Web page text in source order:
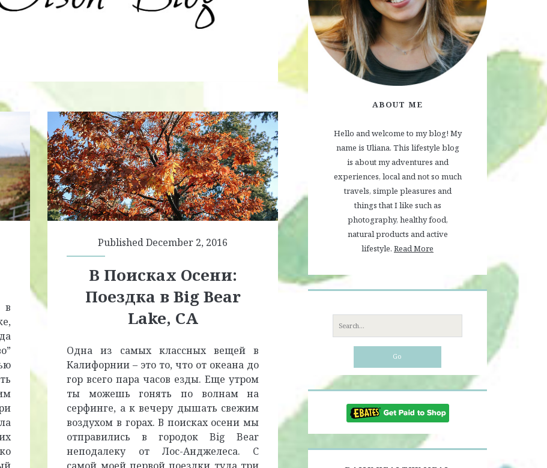
в
Published December 2, 2016
В Поисках Осени:
Поездка в Big Bear
Lake, CA
Одна из самых классных вещей в
Калифорнии – это то, что от океана до
гор всего пара часов езды. Еще утром
ты можешь гонять по волнам на
серфинге, а к вечеру дышать свежим
воздухом в горах. В поисках осени мы
отправились в городок Big Bear
неподалеку от Лос-Анджелеса. C
ABOUT ME
Hello and welcome to my blog! My
name is Uliana. This lifestyle blog
is about my adventures and
experiences, local and not so much
travels, simple pleasures and
things that I like such as
photography, healthy food,
natural products and active
lifestyle. Read More
Search
for: